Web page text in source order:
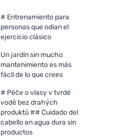
# Entrenamiento para
personas que odian el
ejercicio clásico
Un jardín sin mucho
mantenimiento es más
fácil de lo que crees
# Péče o vlasy v tvrdé
vodě bez drahých
produktů ## Cuidado del
cabello en agua dura sin
productos